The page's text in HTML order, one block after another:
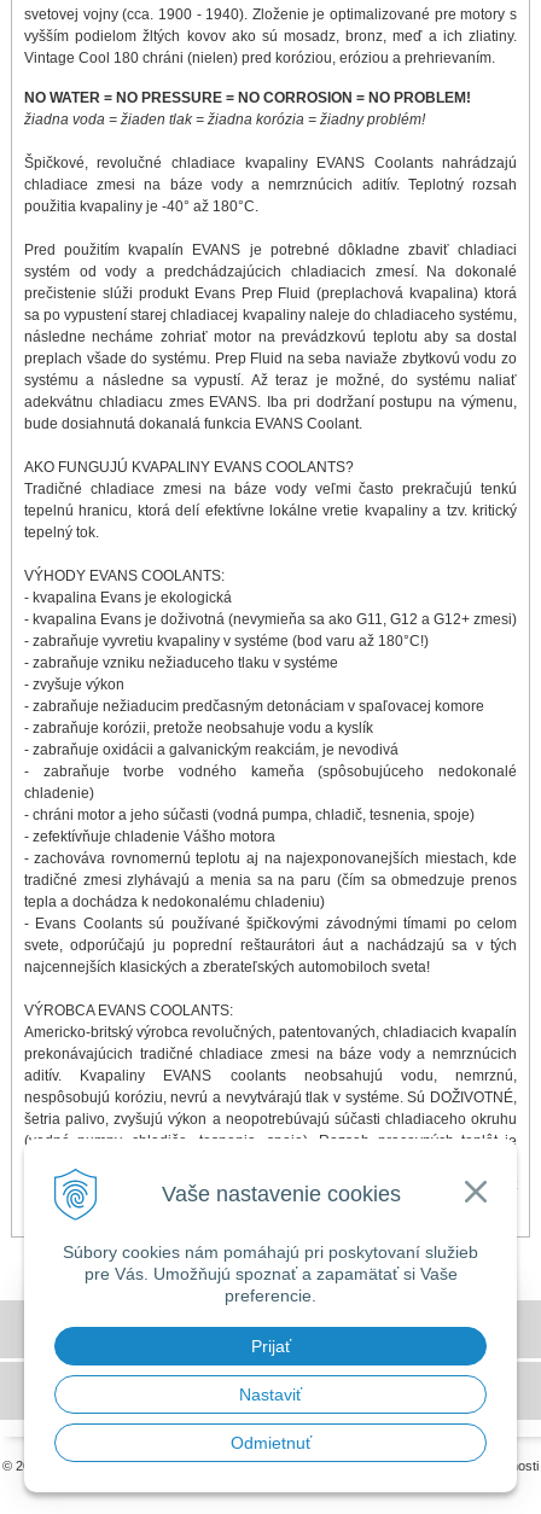
Vaše nastavenie cookies
Súbory cookies nám pomáhajú pri poskytovaní služieb
pre Vás. Umožňujú spoznať a zapamätať si Vaše
preferencie.
Prijať
Nastaviť
Odmietnuť
svetovej vojny (cca. 1900 - 1940). Zloženie je optimalizované pre motory s
vyšším podielom žltých kovov ako sú mosadz, bronz, meď a ich zliatiny.
Vintage Cool 180 chráni (nielen) pred koróziou, eróziou a prehrievaním.
NO WATER = NO PRESSURE = NO CORROSION = NO PROBLEM!
žiadna voda = žiaden tlak = žiadna korózia = žiadny problém!
Špičkové, revolučné chladiace kvapaliny EVANS Coolants nahrádzajú
chladiace zmesi na báze vody a nemrznúcich aditív. Teplotný rozsah
použitia kvapaliny je -40° až 180°C.
Pred použitím kvapalín EVANS je potrebné dôkladne zbaviť chladiaci
systém od vody a predchádzajúcich chladiacich zmesí. Na dokonalé
prečistenie slúži produkt Evans Prep Fluid (preplachová kvapalina) ktorá
sa po vypustení starej chladiacej kvapaliny naleje do chladiaceho systému,
následne necháme zohriať motor na prevádzkovú teplotu aby sa dostal
preplach všade do systému. Prep Fluid na seba naviaže zbytkovú vodu zo
systému a následne sa vypustí. Až teraz je možné, do systému naliať
adekvátnu chladiacu zmes EVANS. Iba pri dodržaní postupu na výmenu,
bude dosiahnutá dokanalá funkcia EVANS Coolant.
AKO FUNGUJÚ KVAPALINY EVANS COOLANTS?
Tradičné chladiace zmesi na báze vody veľmi často prekračujú tenkú
tepelnú hranicu, ktorá delí efektívne lokálne vretie kvapaliny a tzv. kritický
tepelný tok.
VÝHODY EVANS COOLANTS:
- kvapalina Evans je ekologická
- kvapalina Evans je doživotná (nevymieňa sa ako G11, G12 a G12+ zmesi)
- zabraňuje vyvretiu kvapaliny v systéme (bod varu až 180°C!)
- zabraňuje vzniku nežiaduceho tlaku v systéme
- zvyšuje výkon
- zabraňuje nežiaducim predčasným detonáciam v spaľovacej komore
- zabraňuje korózii, pretože neobsahuje vodu a kyslík
- zabraňuje oxidácii a galvanickým reakciám, je nevodivá
- zabraňuje tvorbe vodného kameňa (spôsobujúceho nedokonalé
chladenie)
- chráni motor a jeho súčasti (vodná pumpa, chladič, tesnenia, spoje)
- zefektívňuje chladenie Vášho motora
- zachováva rovnomernú teplotu aj na najexponovanejších miestach, kde
tradičné zmesi zlyhávajú a menia sa na paru (čím sa obmedzuje prenos
tepla a dochádza k nedokonalému chladeniu)
- Evans Coolants sú používané špičkovými závodnými tímami po celom
svete, odporúčajú ju poprední reštaurátori áut a nachádzajú sa v tých
najcennejších klasických a zberateľských automobiloch sveta!
VÝROBCA EVANS COOLANTS:
Americko-britský výrobca revolučných, patentovaných, chladiacich kvapalín
prekonávajúcich tradičné chladiace zmesi na báze vody a nemrznúcich
aditív. Kvapaliny EVANS coolants neobsahujú vodu, nemrznú,
nespôsobujú koróziu, nevrú a nevytvárajú tlak v systéme. Sú DOŽIVOTNÉ,
šetria palivo, zvyšujú výkon a neopotrebúvajú súčasti chladiaceho okruhu
(vodné pumpy, chladiče, tesnenia, spoje). Rozsah pracovných teplôt je
závodných tímov, veteránistov či majiteľov exkluzívnych ale i bežných áut
prechádza na EVANS kvapaliny. Doprajte aj Vy svojmu autu to najlepšie!
Všeobecné obchodné podmienky
GDPR a používanie cookies
© 2026 MILLERS OILS SLOVAKIA •tvorba eshopu cez UNIobchod,webhostingspoločnosti
DOVOLENKA 3. - 7. augusta 2026
Predajňa bude ZATVORENÁ a vytvorené
objednávky začneme vybavovať 10.8.2026.